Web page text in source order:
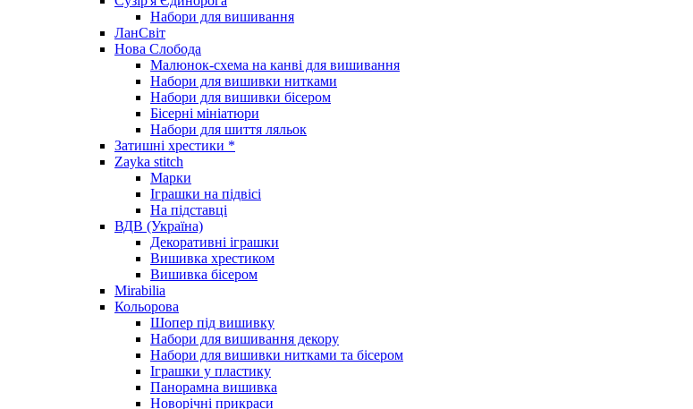
Набори для вишивання
ЛанСвіт
Нова Слобода
Малюнок-схема на канві для вишивання
Набори для вишивки нитками
Набори для вишивки бісером
Бісерні мініатюри
Набори для шиття ляльок
Затишні хрестики *
Zayka stitch
Марки
Іграшки на підвісі
На підставці
ВДВ (Україна)
Декоративні іграшки
Вишивка хрестиком
Вишивка бісером
Mirabilia
Кольорова
Шопер під вишивку
Набори для вишивання декору
Набори для вишивки нитками та бісером
Іграшки у пластику
Панорамна вишивка
Новорічні прикраси